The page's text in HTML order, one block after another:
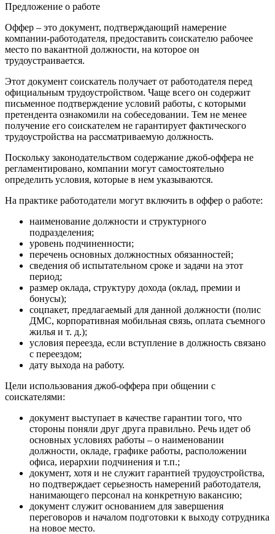
Предложение о работе
Оффер – это документ, подтверждающий намерение
компании-работодателя, предоставить соискателю рабочее
место по вакантной должности, на которое он
трудоустраивается.
Этот документ соискатель получает от работодателя перед
официальным трудоустройством. Чаще всего он содержит
письменное подтверждение условий работы, с которыми
претендента ознакомили на собеседовании. Тем не менее
получение его соискателем не гарантирует фактического
трудоустройства на рассматриваемую должность.
Поскольку законодательством содержание джоб-оффера не
регламентировано, компании могут самостоятельно
определить условия, которые в нем указываются.
На практике работодатели могут включить в оффер о работе:
наименование должности и структурного
подразделения;
уровень подчиненности;
перечень основных должностных обязанностей;
сведения об испытательном сроке и задачи на этот
период;
размер оклада, структуру дохода (оклад, премии и
бонусы);
соцпакет, предлагаемый для данной должности (полис
ДМС, корпоративная мобильная связь, оплата съемного
жилья и т. д.);
условия переезда, если вступление в должность связано
с переездом;
дату выхода на работу.
Цели использования джоб-оффера при общении с
соискателями:
документ выступает в качестве гарантии того, что
стороны поняли друг друга правильно. Речь идет об
основных условиях работы – о наименовании
должности, окладе, графике работы, расположении
офиса, иерархии подчинения и т.п.;
документ, хотя и не служит гарантией трудоустройства,
но подтверждает серьезность намерений работодателя,
нанимающего персонал на конкретную вакансию;
документ служит основанием для завершения
переговоров и началом подготовки к выходу сотрудника
на новое место.